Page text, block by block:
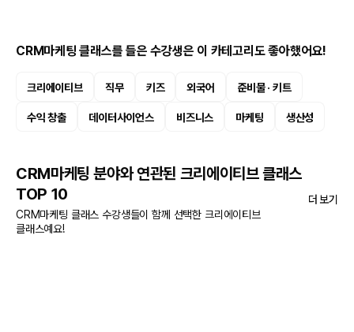
CRM마케팅 클래스를 들은 수강생은 이 카테고리도 좋아했어요!
크리에이티브 직무 키즈 외국어 준비물 · 키트
수익 창출 데이터사이언스 비즈니스 마케팅 생산성
CRM마케팅 분야와 연관된 크리에이티브 클래스
TOP 10
CRM마케팅 클래스 수강생들이 함께 선택한 크리에이티브
클래스예요!
더 보기